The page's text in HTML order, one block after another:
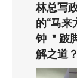
林总写
的“马来
钟 ＂跛
解之道？